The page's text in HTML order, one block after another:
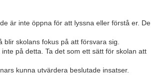
är inte öppna för att lyssna eller förstå er. De
skolans fokus på att försvara sig.
på detta. Ta det som ett sätt för skolan att
kunna utvärdera beslutade insatser.